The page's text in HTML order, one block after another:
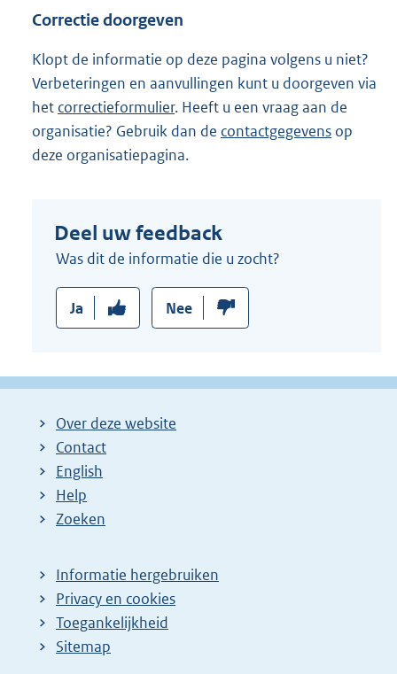
r
e
l
i
n
k
Correctie doorgeven
Klopt de informatie op deze pagina volgens u niet?
Verbeteringen en aanvullingen kunt u doorgeven via
het correctieformulier. Heeft u een vraag aan de
organisatie? Gebruik dan de contactgegevens op
deze organisatiepagina.
Deel uw feedback
Was dit de informatie die u zocht?
Ja Nee
Over deze website
Contact
English
Help
Zoeken
Informatie hergebruiken
Privacy en cookies
Toegankelijkheid
Sitemap